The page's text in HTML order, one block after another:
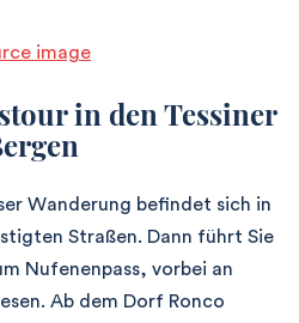
image
in den Tessiner
Wanderung befindet sich in
Straßen. Dann führt Sie
Nufenenpass, vorbei an
Ab dem Dorf Ronco